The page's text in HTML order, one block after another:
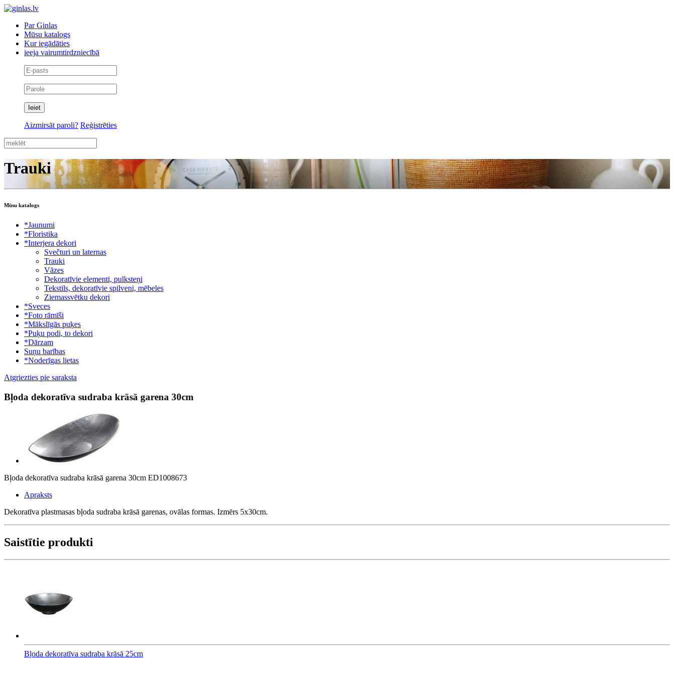
Par Ginlas
Mūsu katalogs
Kur iegādāties
ieeja vairumtirdzniecībā
Aizmirsāt paroli? Reģistrēties
Trauki
Mūsu katalogs
*Jaunumi
*Floristika
*Interjera dekori
Svečturi un laternas
Trauki
Vāzes
Dekoratīvie elementi, pulksteņi
Tekstils, dekoratīvie spilveni, mēbeles
Ziemassvētku dekori
*Sveces
*Foto rāmīši
*Mākslīgās puķes
*Puķu podi, to dekori
*Dārzam
Suņu barības
*Noderīgas lietas
Atgriezties pie saraksta
Bļoda dekoratīva sudraba krāsā garena 30cm
Bļoda dekoratīva sudraba krāsā garena 30cm ED1008673
Apraksts
Dekoratīva plastmasas bļoda sudraba krāsā garenas, ovālas formas. Izmērs 5x30cm.
Saistītie produkti
Bļoda dekoratīva sudraba krāsā 25cm